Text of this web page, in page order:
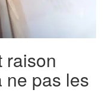
raison
ne pas les